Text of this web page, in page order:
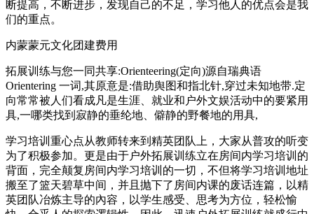
断提高，不断进步，发现自己的不足，学习他人的优点会是我
们的重点。
内蒙蒙元文化团建费用
拓展训练与您一同共享:Orienteering(定向)源自瑞典语
Orientering 一词,其原意是:借助舆图和指北针,穿过未知地带.定
向常常被人们看成凡是生涯、就业和户外文娱活动中的要紧用
具,一哪类找到寂静的垂纶地、僻静的野餐地的用具,
学习培训重心点从教师转来到精英团队上，大家从普攻的听变
为了积极参加。更是由于户外拓展训练立在房间内学习培训的
背面，完全颠复房间内学习培训的一切，不但将学习培训地址
搬至了篮天碧草中间，并且抛下了房间内课的废话连篇，以精
英团队冶炼主导的內容，以学生感受、思考为方位，轻松愉